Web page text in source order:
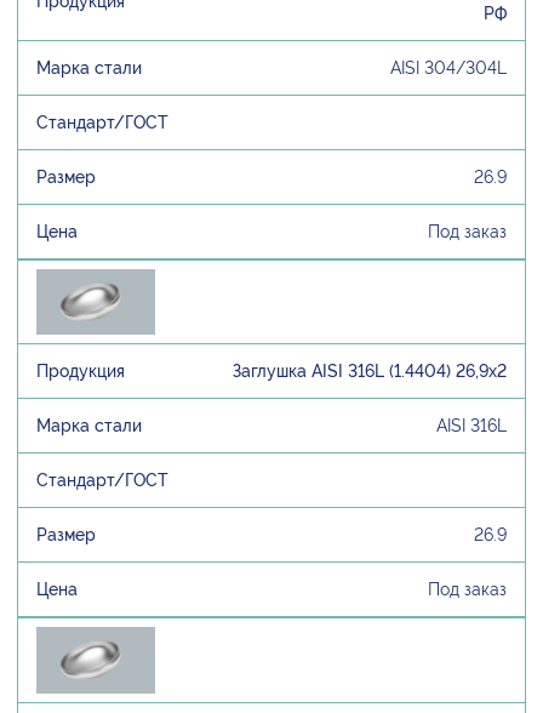
РФ
AISI 304/304L
26.9
Под заказ
Заглушка AISI 316L (1.4404) 26,9х2
AISI 316L
26.9
Под заказ